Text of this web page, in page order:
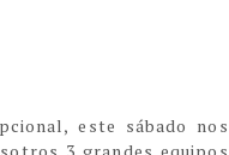
este sábado nos